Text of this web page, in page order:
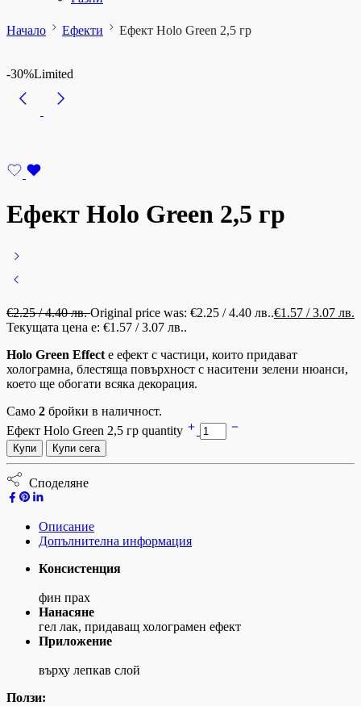
Начало Ефекти Ефект Holo Green 2,5 гр
-30%Limited
Ефект Holo Green 2,5 гр
€2.25/ 4.40 лв.Original price was: €2.25 / 4.40 лв..€1.57 / 3.07 лв.
Текущата цена е: €1.57 / 3.07 лв..
Holo Green Effect е ефект с частици, които придават
холограмна, блестяща повърхност с наситени зелени нюанси,
което ще обогати всяка декорация.
Само 2 бройки в наличност.
Ефект Holo Green 2,5 гр quantity
Купи Купи сега
Споделяне
Описание
Допълнителна информация
Консистенция
фин прах
гел лак, придаващ холограмен ефект
Приложение
върху лепкав слой
Ползи: